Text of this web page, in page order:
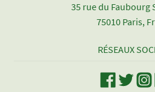
35 rue du Faubourg
75010 Paris,
RÉSEAUX